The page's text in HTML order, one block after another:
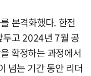
본격화했다. 한전
두고 2024년 7월 공
확정하는 과정에서
넘는 기간 동안 리더